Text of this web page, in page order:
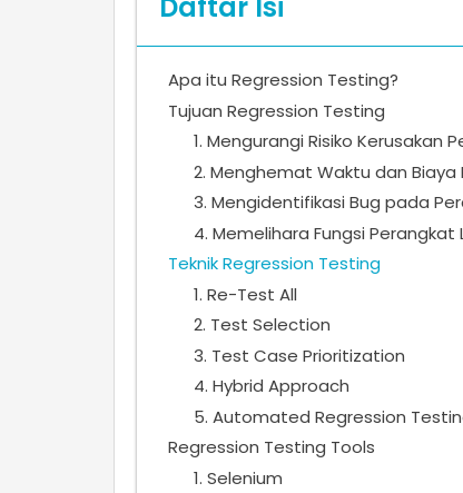
Apa itu Regression Testing?
Tujuan Regression Testing
1. Mengurangi Risiko Kerusakan
2. Menghemat Waktu dan Biaya
3. Mengidentifikasi Bug pada
4. Memelihara Fungsi Perangkat
Teknik Regression Testing
1. Re-Test All
2. Test Selection
3. Test Case Prioritization
4. Hybrid Approach
5. Automated Regression
Regression Testing Tools
1. Selenium